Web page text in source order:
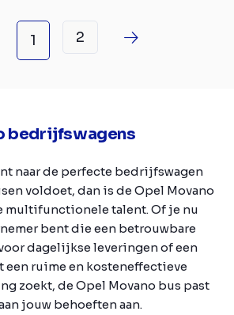
1 2
bedrijfswagens
naar de perfecte bedrijfswagen
voldoet, dan is de Opel Movano
multifunctionele talent. Of je nu
bent die een betrouwbare
dagelijkse leveringen of een
ruime en kosteneffectieve
zoekt, de Opel Movano bus past
jouw behoeften aan.